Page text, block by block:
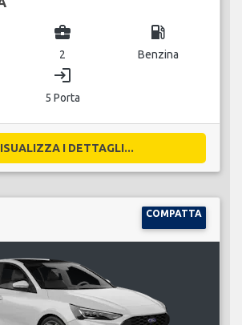
business_center
2
local_gas_station
Benzina
login
5 Porta
I DETTAGLI...
COMPATTA